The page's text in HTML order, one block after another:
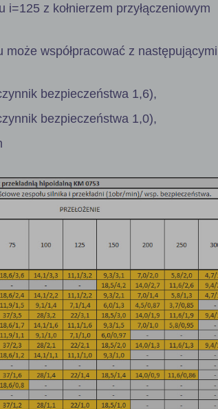
i=125 z kołnierzem przyłączeniowym
może współpracować z następującymi
bezpieczeństwa 1,6),
bezpieczeństwa 1,0),